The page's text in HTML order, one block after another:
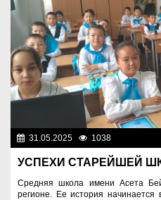
31.05.2025 1038
УСПЕХИ СТАРЕЙШЕЙ
Средняя школа имени Асета
регионе. Ее история начинается